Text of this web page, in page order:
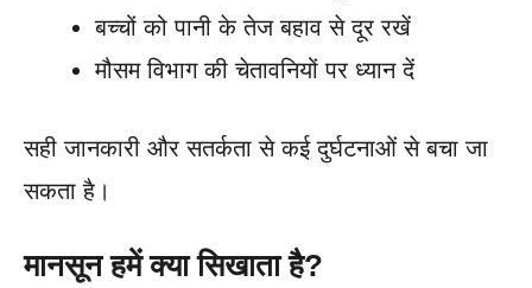
बच्चों को पानी के तेज बहाव से दूर रखें
मौसम विभाग की चेतावनियों पर ध्यान दें
सही जानकारी और सतर्कता से कई दुर्घटनाओं से बचा जा
सकता है।
मानसून हमें क्या सिखाता है?